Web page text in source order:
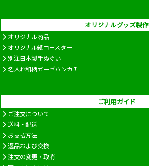
オリジナルグッズ製作
オリジナル商品
オリジナル紙コースター
別注日本製手ぬぐい
名入れ和柄ガーゼハンカチ
ご利用ガイド
ご注文について
送料・配送
お支払方法
返品および交換
注文の変更・取消